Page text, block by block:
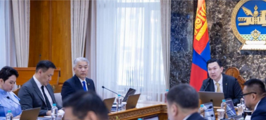
Хурлын Хэвлэл мэдээлэл, олон нийттэй харилцах
хэлтсээс мэдээлэв.
УНШСАН:
ДАРААХ МЭДЭЭ
Халдварт бус өвчний үед хэрэглэх 16 төрлийн эмийг
ЭМД-ын сангаас 100 хувь үнэ төлбөргүй олгож
эхэллээ